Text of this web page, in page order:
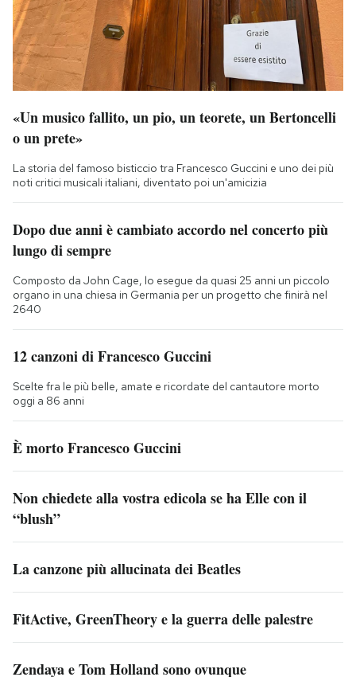
«Un musico fallito, un pio, un teorete, un Bertoncelli
o un prete»
La storia del famoso bisticcio tra Francesco Guccini e uno dei più
noti critici musicali italiani, diventato poi un'amicizia
Dopo due anni è cambiato accordo nel concerto più
lungo di sempre
Composto da John Cage, lo esegue da quasi 25 anni un piccolo
organo in una chiesa in Germania per un progetto che finirà nel
2640
12 canzoni di Francesco Guccini
Scelte fra le più belle, amate e ricordate del cantautore morto
oggi a 86 anni
È morto Francesco Guccini
Non chiedete alla vostra edicola se ha Elle con il
“blush”
La canzone più allucinata dei Beatles
FitActive, GreenTheory e la guerra delle palestre
Zendaya e Tom Holland sono ovunque